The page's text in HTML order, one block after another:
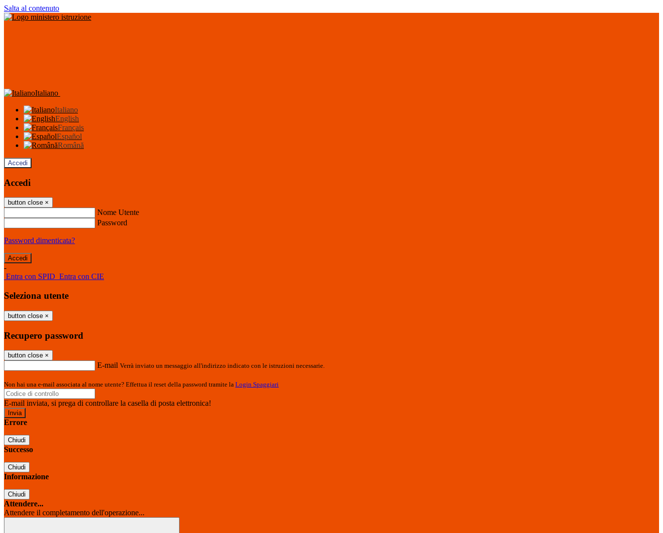
Salta al contenuto
Italiano
Italiano
English
Français
Español
Română
Accedi
Accedi
button close ×
Nome Utente
Password
Password dimenticata?
-
Entra con SPID Entra con CIE
Seleziona utente
button close ×
Recupero password
button close ×
E-mail Verrà inviato un messaggio all'indirizzo indicato con le istruzioni necessarie.
Non hai una e-mail associata al nome utente? Effettua il reset della password tramite la Login Spaggiari
E-mail inviata, si prega di controllare la casella di posta elettronica!
Errore
Chiudi
Successo
Chiudi
Informazione
Chiudi
Attendere...
Attendere il completamento dell'operazione...